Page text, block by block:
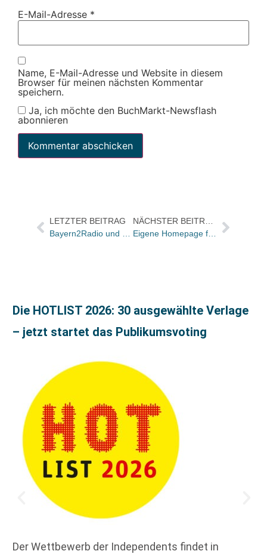
E-Mail-Adresse *
Name, E-Mail-Adresse und Website in diesem
Browser für meinen nächsten Kommentar
speichern.
Ja, ich möchte den BuchMarkt-Newsflash
abonnieren
LETZTER BEITRAG
Die HOTLIST 2026: 30 ausgewählte Verlage
– jetzt startet das Publikumsvoting
Der Wettbewerb der Independents findet in